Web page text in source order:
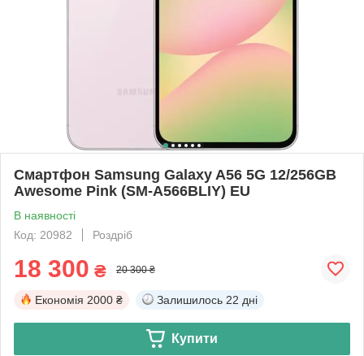
Смартфон Samsung Galaxy A56 5G 12/256GB
Awesome Pink (SM-A566BLIY) EU
В наявності
Код: 20982
Роздріб
18 300 ₴ 20 300 ₴
Економія 2000 ₴ Залишилось 22 дні
Купити